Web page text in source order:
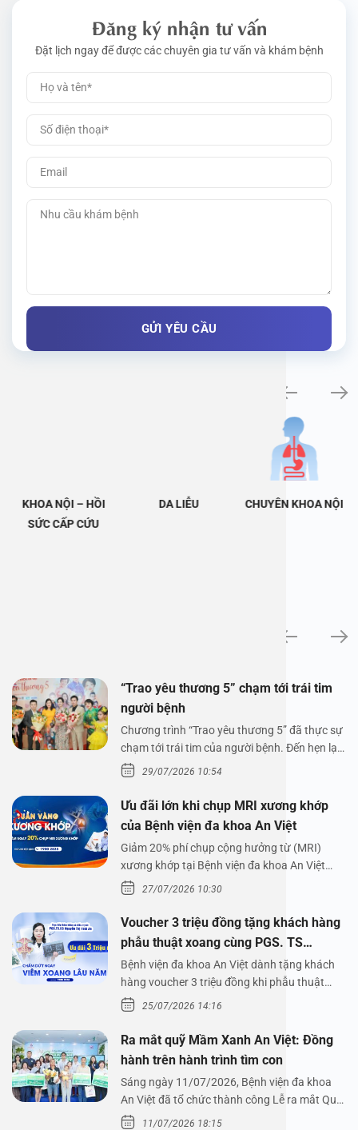
Đăng ký nhận tư vấn
Đặt lịch ngay để được các chuyên gia tư vấn và khám bệnh
KHOA NỘI – HỒI
SỨC CẤP CỨU
DA LIỄU CHUYÊN KHOA NỘI
“Trao yêu thương 5” chạm tới trái tim
người bệnh
Chương trình “Trao yêu thương 5” đã thực sự
chạm tới trái tim của người bệnh. Đến hẹn lại
lên,…29/07/2026 10:54
Ưu đãi lớn khi chụp MRI xương khớp
của Bệnh viện đa khoa An Việt
Giảm 20% phí chụp cộng hưởng từ (MRI)
xương khớp tại Bệnh viện đa khoa An Việt
Bệnh viện đa…
27/07/2026 10:30
Voucher 3 triệu đồng tặng khách hàng
phẫu thuật xoang cùng PGS. TS
Nguyễn Thị Hoài An
Bệnh viện đa khoa An Việt dành tặng khách
hàng voucher 3 triệu đồng khi phẫu thuật
xoang cùng PGS.…
25/07/2026 14:16
Ra mắt quỹ Mầm Xanh An Việt: Đồng
hành trên hành trình tìm con
Sáng ngày 11/07/2026, Bệnh viện đa khoa
An Việt đã tổ chức thành công Lễ ra mắt Quỹ
Mầm Xanh…
11/07/2026 18:15